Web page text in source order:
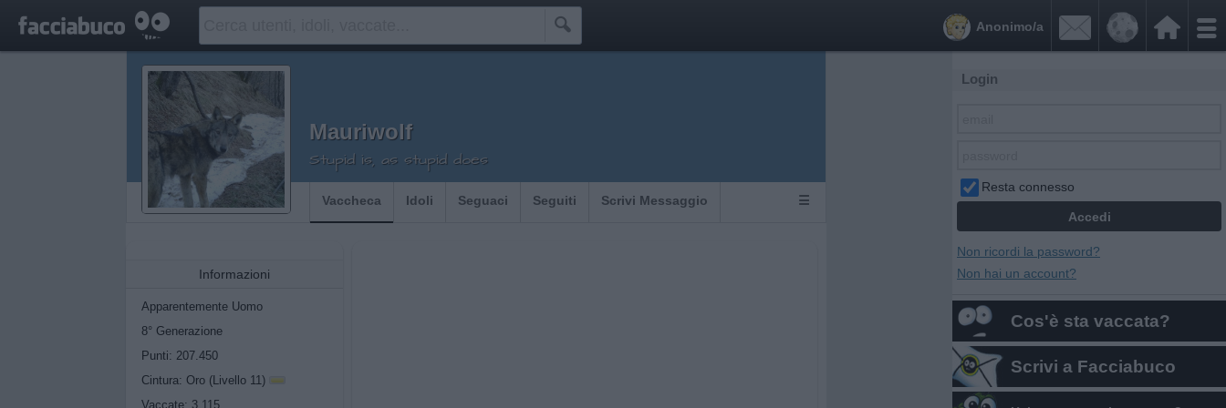
 

Anonimo/a
Mauriwolf
Stupid is, as stupid does
Vaccheca Idoli Seguaci Seguiti Scrivi Messaggio ☰
Informazioni
Apparentemente Uomo
8° Generazione
Punti: 207.450
Cintura: Oro (Livello 11)
Vaccate: 3.115
Login
Resta connesso
Non ricordi la password?
Non hai un account?
Cos'è sta vaccata?
Scrivi a Facciabuco